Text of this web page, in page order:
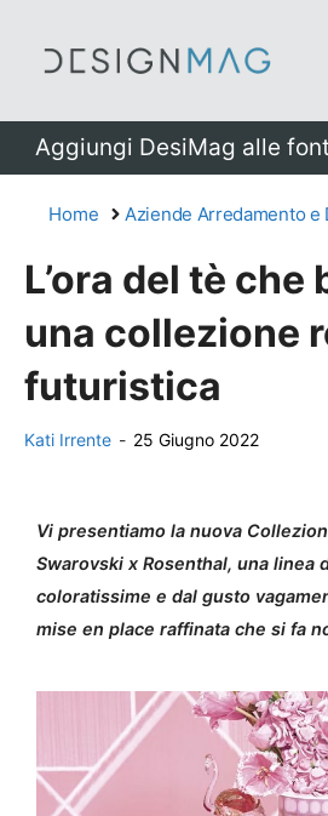
Aggiungi DesiMag alle
Home Aziende Arredamento e
L’ora del tè che
una collezione
futuristica
Kati Irrente - 25 Giugno 2022
Vi presentiamo la nuova
Swarovski x Rosenthal, una linea
coloratissime e dal gusto
mise en place raffinata che si fa